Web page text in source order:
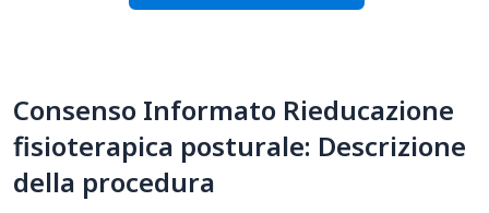
Consenso Informato Rieducazione
fisioterapica posturale: Descrizione
della procedura